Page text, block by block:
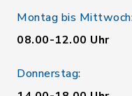
Montag bis
08.00-12.00 Uhr
Donnerstag: